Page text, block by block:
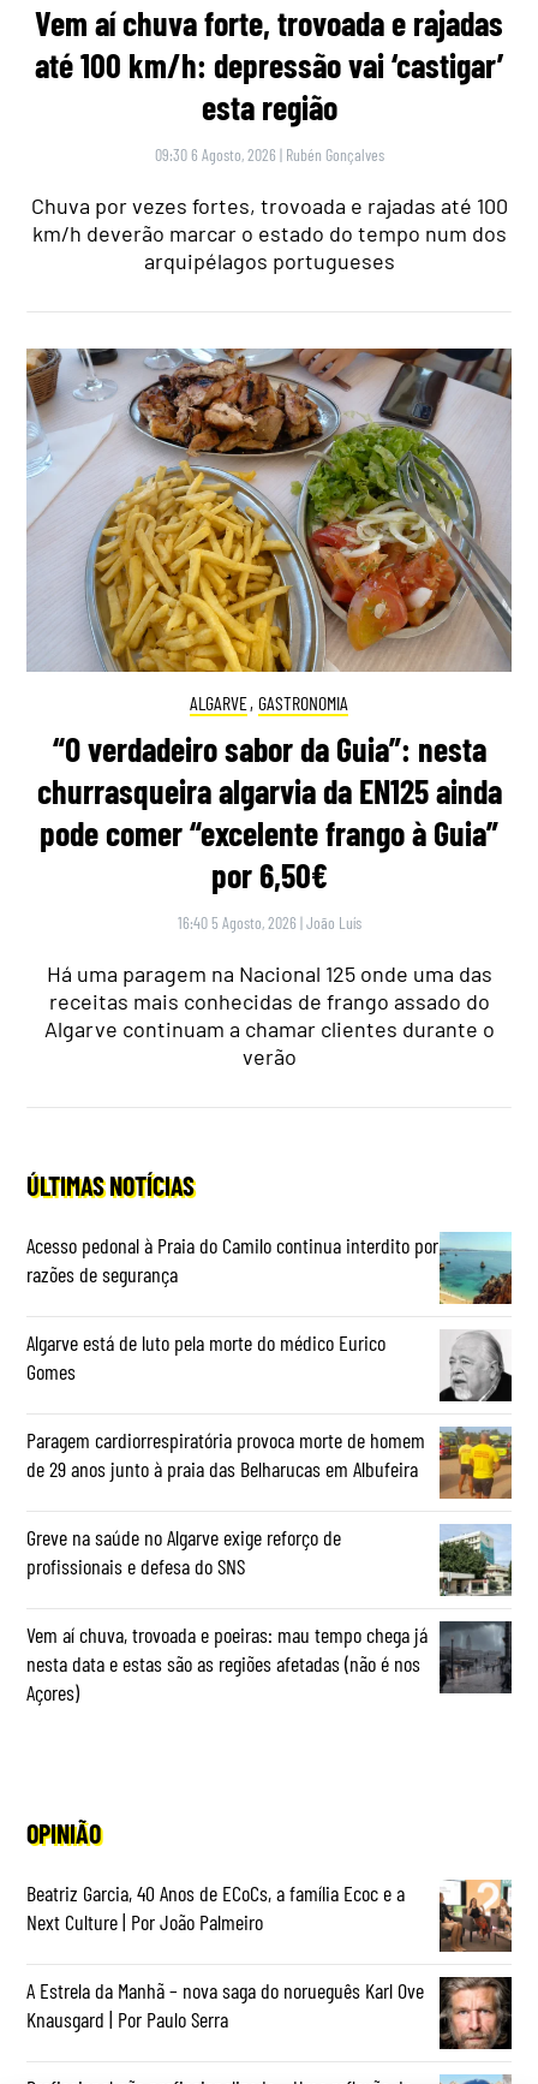
Vem aí chuva forte, trovoada e rajadas
até 100 km/h: depressão vai ‘castigar’
esta região
09:30 6 Agosto, 2026 | Rubén Gonçalves
Chuva por vezes fortes, trovoada e rajadas até 100
km/h deverão marcar o estado do tempo num dos
arquipélagos portugueses
ALGARVE, GASTRONOMIA
“O verdadeiro sabor da Guia”: nesta
churrasqueira algarvia da EN125 ainda
pode comer “excelente frango à Guia”
por 6,50€
16:40 5 Agosto, 2026 |João Luís
Há uma paragem na Nacional 125 onde uma das
receitas mais conhecidas de frango assado do
Algarve continuam a chamar clientes durante o
verão
ÚLTIMAS NOTÍCIAS
Acesso pedonal à Praia do Camilo continua interdito por
razões de segurança
Algarve está de luto pela morte do médico Eurico
Gomes
Paragem cardiorrespiratória provoca morte de homem
de 29 anos junto à praia das Belharucas em Albufeira
Greve na saúde no Algarve exige reforço de
profissionais e defesa do SNS
Vem aí chuva, trovoada e poeiras: mau tempo chega já
nesta data e estas são as regiões afetadas (não é nos
Açores)
OPINIÃO
Beatriz Garcia, 40 Anos de ECoCs, a família Ecoc e a
Next Culture | Por João Palmeiro
A Estrela da Manhã – nova saga do norueguês Karl Ove
Knausgard | Por Paulo Serra